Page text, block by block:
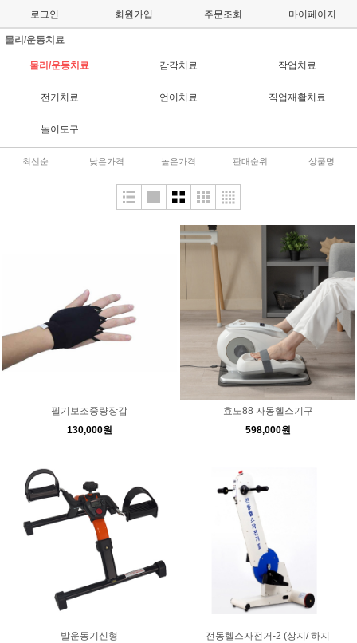
로그인 회원가입 주문조회 마이페이지
물리/운동치료
물리/운동치료 감각치료 작업치료
전기치료 언어치료 직업재활치료
놀이도구
최신순 낮은가격 높은가격 판매순위 상품명
필기보조중량장갑
130,000원
효도88 자동헬스기구
598,000원
발운동기신형
전동헬스자전거-2 (상지/ 하지